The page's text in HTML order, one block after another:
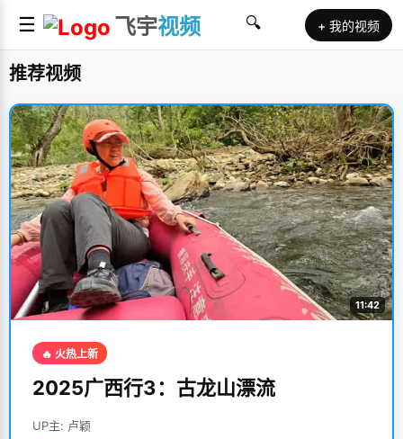
☰ 飞宇视频 🔍 + 我的视频
推荐视频
11:42
🔥 火热上新
2025广西行3：古龙山漂流
UP主: 卢颖